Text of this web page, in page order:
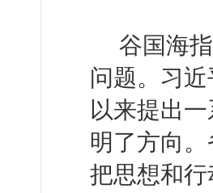
谷国海
问题。习
以来提出
明了方向
把思想和